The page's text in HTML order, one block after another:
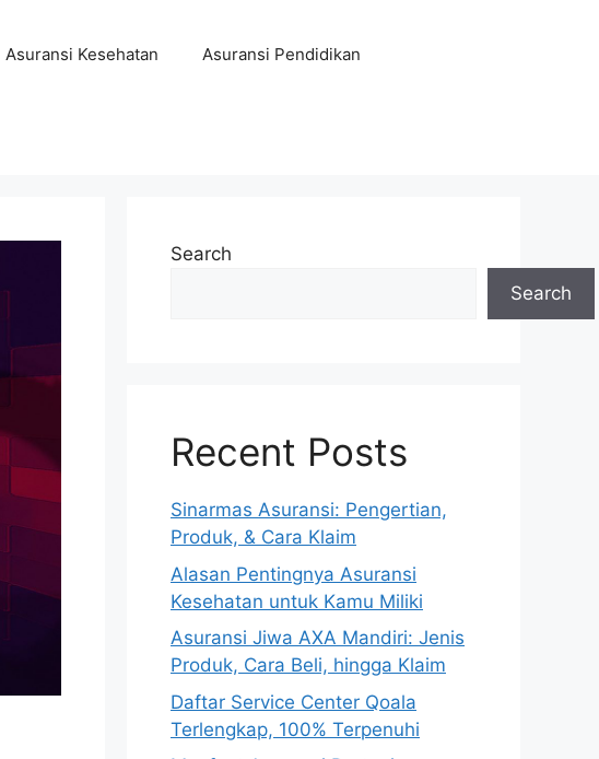
Asuransi Kesehatan Asuransi Pendidikan
Search
Search
Recent Posts
Sinarmas Asuransi: Pengertian,
Produk, & Cara Klaim
Alasan Pentingnya Asuransi
Kesehatan untuk Kamu Miliki
Asuransi Jiwa AXA Mandiri: Jenis
Produk, Cara Beli, hingga Klaim
Daftar Service Center Qoala
Terlengkap, 100% Terpenuhi